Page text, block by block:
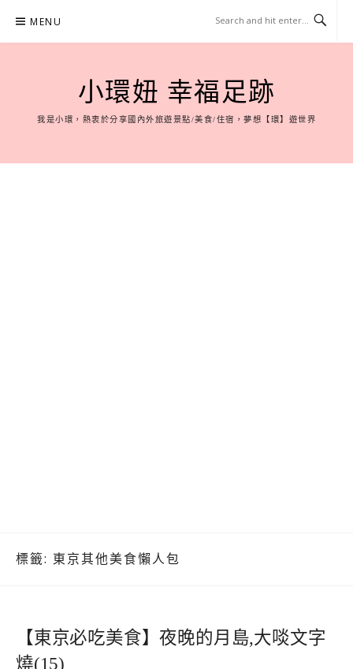
content
MENU
小環妞 幸福足跡
我是小環，熱衷於分享國內外旅遊景點/美食/住宿，夢想【環】遊世界
標籤: 東京其他美食懶人包
【東京必吃美食】夜晚的月島,大啖文字
燒(15)